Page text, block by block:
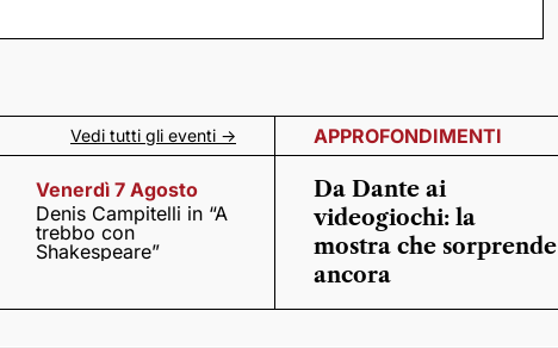
Vedi tutti gli eventi ->
Venerdì 7 Agosto
Denis Campitelli in “A
trebbo con
Shakespeare”
APPROFONDIMENTI
Da Dante ai
videogiochi: la
mostra che sorprende
ancora